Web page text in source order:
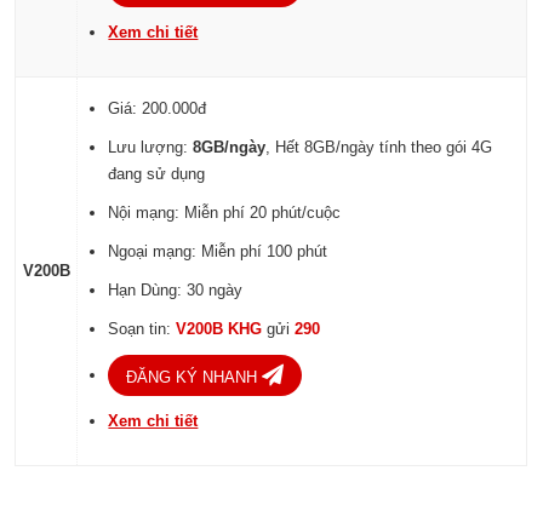
Xem chi tiết
V200B
Giá: 200.000đ
Lưu lượng:8GB/ngày, Hết 8GB/ngày tính theo gói 4G
đang sử dụng
Nội mạng: Miễn phí 20 phút/cuộc
Ngoại mạng: Miễn phí 100 phút
Hạn Dùng: 30 ngày
Soạn tin:V200B KHGgửi290
ĐĂNG KÝ NHANH
Xem chi tiết